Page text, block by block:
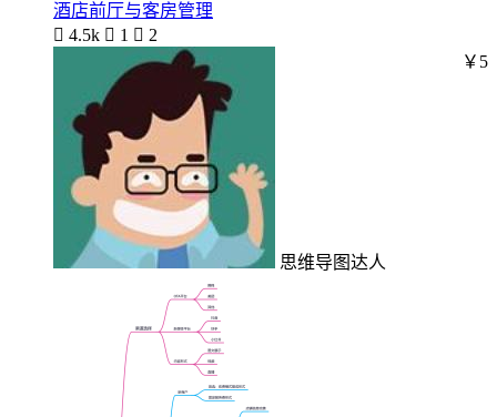
酒店前厅与客房管理
 4.5k  1  2
思维导图达人
￥5